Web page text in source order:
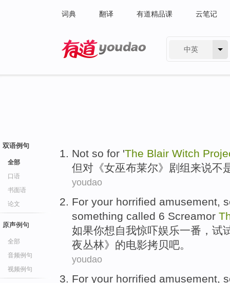
词典 翻译 有道精品课 云笔记
中英
双语例句
全部
口语
书面语
论文
原声例句
全部
音频例句
视频例句
Not so for 'The Blair Witch
但对 《女巫布莱尔》剧组来说不
youdao
For your horrified amusement,
something called 6 Screamor
如果你想自我惊吓娱乐一番，试
夜丛林》 的电影拷贝吧。
youdao
For your horrified amusement ,